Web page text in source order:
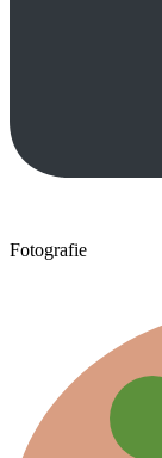
Fotografie